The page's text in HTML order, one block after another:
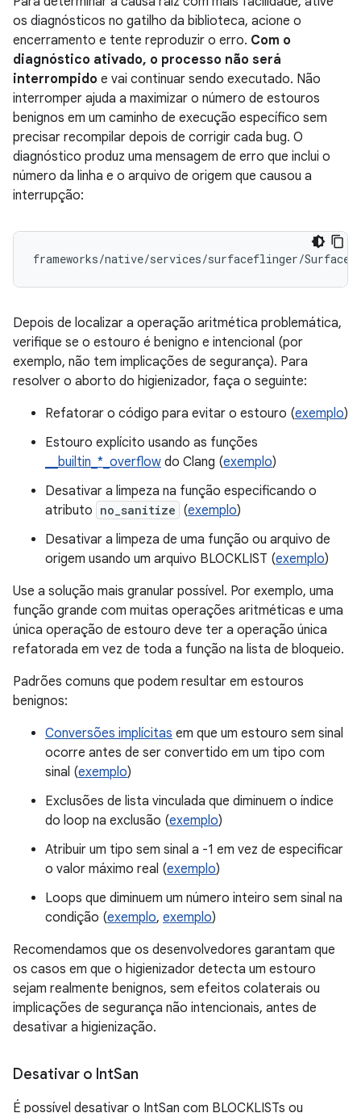
os diagnósticos no gatilho da biblioteca, acione o
encerramento e tente reproduzir o erro. Com o
diagnóstico ativado, o processo não será
interrompido e vai continuar sendo executado. Não
interromper ajuda a maximizar o número de estouros
benignos em um caminho de execução específico sem
precisar recompilar depois de corrigir cada bug. O
diagnóstico produz uma mensagem de erro que inclui o
número da linha e o arquivo de origem que causou a
interrupção:
frameworks/native/services/surfaceflinger/
Depois de localizar a operação aritmética problemática,
verifique se o estouro é benigno e intencional (por
exemplo, não tem implicações de segurança). Para
resolver o aborto do higienizador, faça o seguinte:
Refatorar o código para evitar o estouro (exemplo)
Estouro explícito usando as funções
__builtin_*_overflow do Clang (exemplo)
Desativar a limpeza na função especificando o
atributo no_sanitize (exemplo)
Desativar a limpeza de uma função ou arquivo de
origem usando um arquivo BLOCKLIST (exemplo)
Use a solução mais granular possível. Por exemplo, uma
função grande com muitas operações aritméticas e uma
única operação de estouro deve ter a operação única
refatorada em vez de toda a função na lista de bloqueio.
Padrões comuns que podem resultar em estouros
benignos:
Conversões implícitas em que um estouro sem sinal
ocorre antes de ser convertido em um tipo com
sinal (exemplo)
Exclusões de lista vinculada que diminuem o índice
do loop na exclusão (exemplo)
Atribuir um tipo sem sinal a -1 em vez de especificar
o valor máximo real (exemplo)
Loops que diminuem um número inteiro sem sinal na
condição (exemplo, exemplo)
Recomendamos que os desenvolvedores garantam que
os casos em que o higienizador detecta um estouro
sejam realmente benignos, sem efeitos colaterais ou
implicações de segurança não intencionais, antes de
desativar a higienização.
Desativar o IntSan
É possível desativar o IntSan com BLOCKLISTs ou